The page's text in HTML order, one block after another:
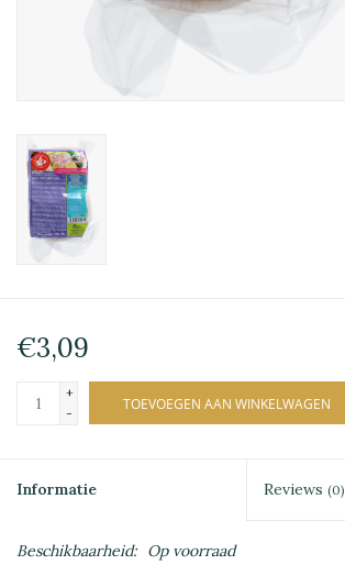
€3,09
+
-
TOEVOEGEN AAN WINKELWAGEN
Informatie Reviews (0)
Beschikbaarheid: Op voorraad